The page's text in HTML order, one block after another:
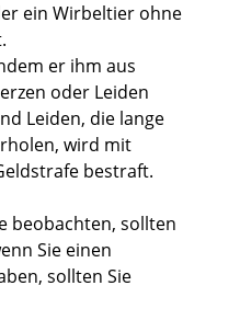
ein Wirbeltier ohne
er ihm aus
oder Leiden
Leiden, die lange
wird mit
bestraft.
beobachten, sollten
Sie einen
sollten Sie